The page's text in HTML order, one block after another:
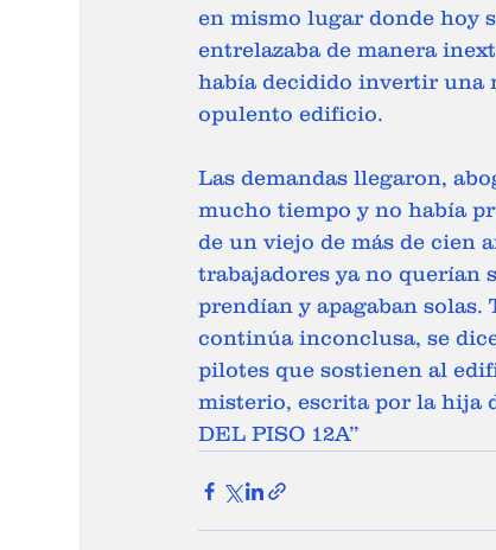
en mismo lugar donde hoy
entrelazaba de manera
había decidido invertir una
opulento edificio.
Las demandas llegaron,
mucho tiempo y no había
de un viejo de más de cien
trabajadores ya no querían
prendían y apagaban
continúa inconclusa, se
pilotes que sostienen al
misterio, escrita por la hija
DEL PISO 12A”